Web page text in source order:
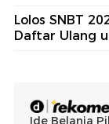
Lolos SNBT
Daftar Ulang